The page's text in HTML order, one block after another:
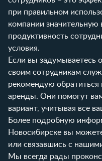
при правильном
компании значительную
продуктивность
условия.
Если вы задумываетесь
своим сотрудникам
рекомендую
аренды. Они помогут
вариант, учитывая все
Более подробную
Новосибирске вы
или связавшись с
Мы всегда рады